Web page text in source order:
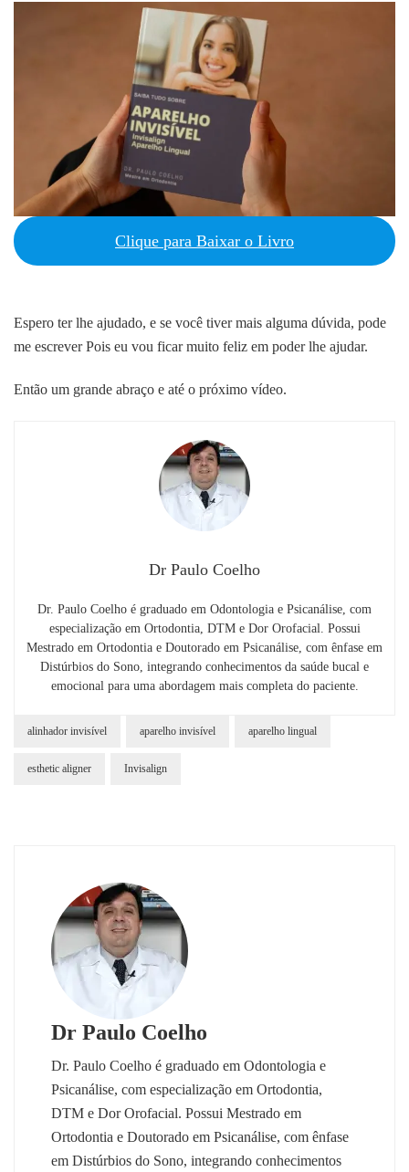
Clique para Baixar o Livro
Espero ter lhe ajudado, e se você tiver mais alguma dúvida, pode
me escrever Pois eu vou ficar muito feliz em poder lhe ajudar.
Então um grande abraço e até o próximo vídeo.
Dr Paulo Coelho
Dr. Paulo Coelho é graduado em Odontologia e Psicanálise, com
especialização em Ortodontia, DTM e Dor Orofacial. Possui
Mestrado em Ortodontia e Doutorado em Psicanálise, com ênfase em
Distúrbios do Sono, integrando conhecimentos da saúde bucal e
emocional para uma abordagem mais completa do paciente.
alinhador invisível aparelho invisível aparelho lingual
esthetic aligner Invisalign
Dr Paulo Coelho
Dr. Paulo Coelho é graduado em Odontologia e
Psicanálise, com especialização em Ortodontia,
DTM e Dor Orofacial. Possui Mestrado em
Ortodontia e Doutorado em Psicanálise, com ênfase
em Distúrbios do Sono, integrando conhecimentos